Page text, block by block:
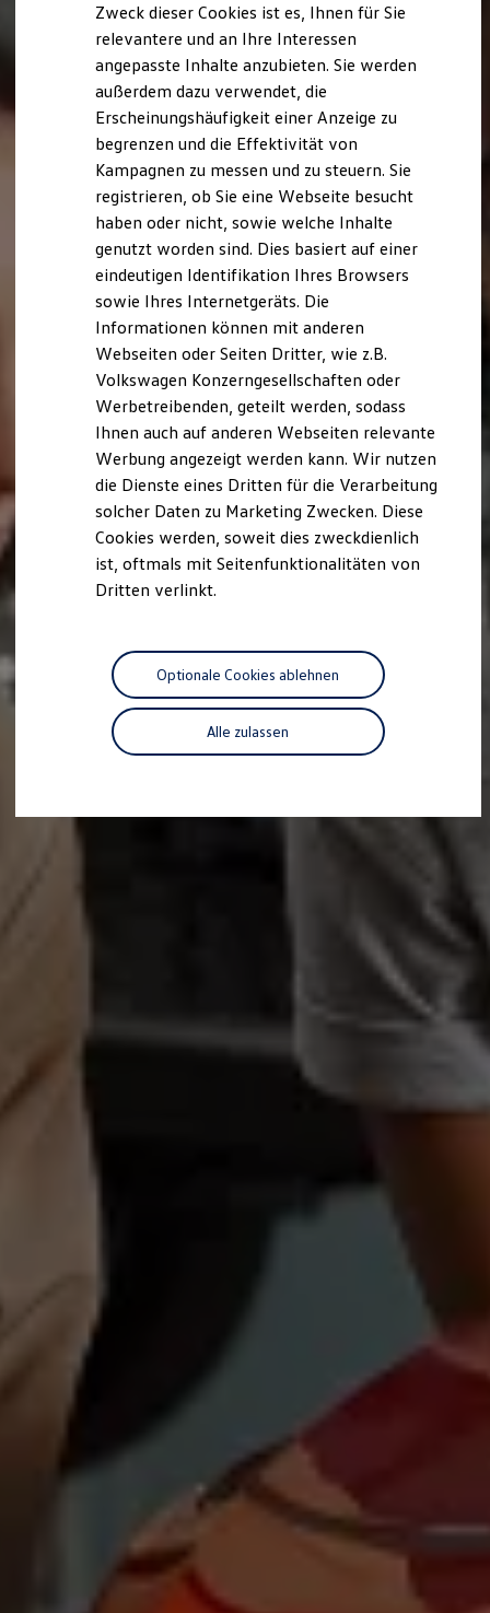
Kaufoptionen
E-Auto-Förderung
Software und Konnektivität
Die ID. Software 6
ID. Software Versionen und Updates
Digitale Extras
Schnittstellen zu Ihrem ID.
Hybridautos
Marke und Erlebnis
Volkswagen R und R Experience
R-Modelle
R Experience
Driving Experience
Volkswagen entdecken
Werkbesichtigung
Lifestyle Shop
T-Roc Kollektion
Golf Kollektion
ID. Kollektion
Volkswagen Kollektion
R-Kollektion
GTI Kollektion
Fußball Drop
we drive football
#wedriveproud
Besitzer und Service
Software Updates
Service und Ersatzteile
Motorenöl und Flüssigkeiten
Räder und Reifen
Pannen- und Unfallhilfe
Economy Service
Volkswagen Teile
Zubehör
Updates für Software, Karten und Radio
Volkswagen Kundenbetreuung
Warn- und Kontrollleuchten
Zweck dieser Cookies ist es, Ihnen für Sie
relevantere und an Ihre Interessen
angepasste Inhalte anzubieten. Sie werden
außerdem dazu verwendet, die
Erscheinungshäufigkeit einer Anzeige zu
begrenzen und die Effektivität von
Kampagnen zu messen und zu steuern. Sie
registrieren, ob Sie eine Webseite besucht
haben oder nicht, sowie welche Inhalte
genutzt worden sind. Dies basiert auf einer
eindeutigen Identifikation Ihres Browsers
sowie Ihres Internetgeräts. Die
Informationen können mit anderen
Webseiten oder Seiten Dritter, wie z.B.
Volkswagen Konzerngesellschaften oder
Werbetreibenden, geteilt werden, sodass
Ihnen auch auf anderen Webseiten relevante
Werbung angezeigt werden kann. Wir nutzen
die Dienste eines Dritten für die Verarbeitung
solcher Daten zu Marketing Zwecken. Diese
Cookies werden, soweit dies zweckdienlich
ist, oftmals mit Seitenfunktionalitäten von
Dritten verlinkt.
Alle zulassen
Optionale Cookies ablehnen